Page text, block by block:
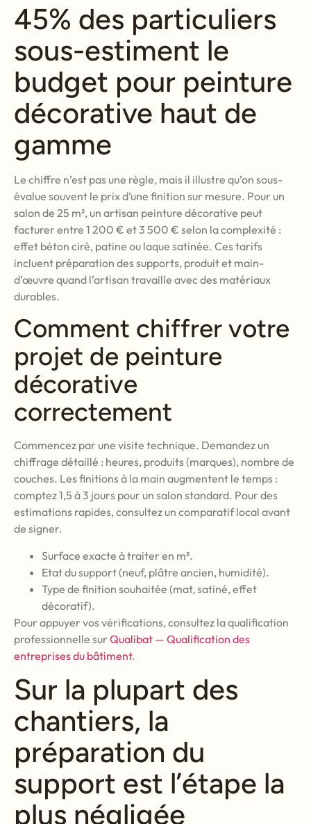
45% des particuliers
sous-estiment le
budget pour peinture
décorative haut de
gamme
Le chiffre n’est pas une règle, mais il illustre qu’on sous-
évalue souvent le prix d’une finition sur mesure. Pour un
salon de 25 m², un artisan peinture décorative peut
facturer entre 1 200 € et 3 500 € selon la complexité :
effet béton ciré, patine ou laque satinée. Ces tarifs
incluent préparation des supports, produit et main-
d’œuvre quand l’artisan travaille avec des matériaux
durables.
Comment chiffrer votre
projet de peinture
décorative
correctement
Commencez par une visite technique. Demandez un
chiffrage détaillé : heures, produits (marques), nombre de
couches. Les finitions à la main augmentent le temps :
comptez 1,5 à 3 jours pour un salon standard. Pour des
estimations rapides, consultez un comparatif local avant
de signer.
Surface exacte à traiter en m².
Etat du support (neuf, plâtre ancien, humidité).
Type de finition souhaitée (mat, satiné, effet
décoratif).
Pour appuyer vos vérifications, consultez la qualification
professionnelle sur Qualibat — Qualification des
entreprises du bâtiment.
Sur la plupart des
chantiers, la
préparation du
support est l’étape la
plus négligée